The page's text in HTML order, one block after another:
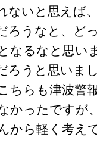
ないと思えば
ろうなと、ど
なるなと思い
ろうと思いま
ちらも津波警
かったですが
から軽く考え